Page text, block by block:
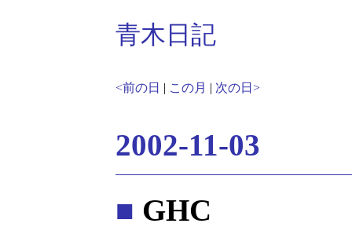
青木日記
<前の日 | この月 | 次の日>
2002-11-03
■ GHC